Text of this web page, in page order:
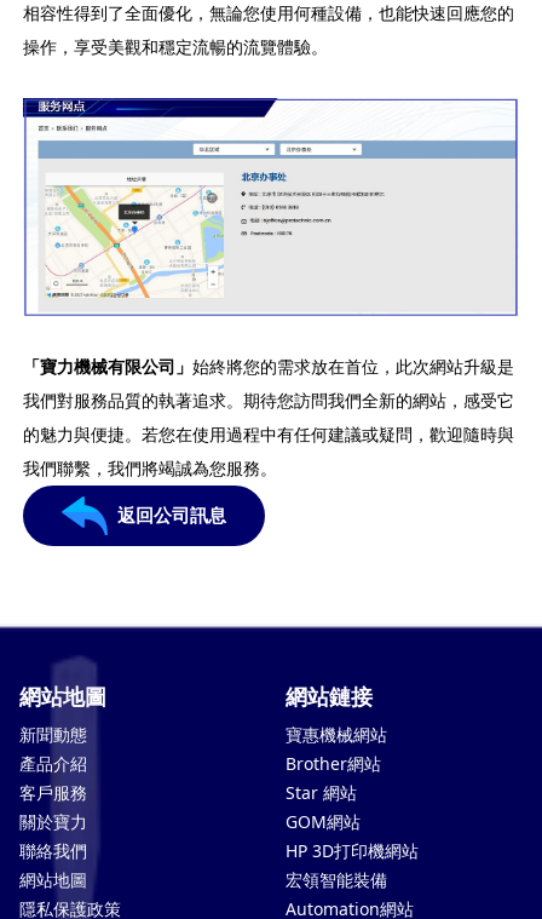
相容性得到了全面優化，無論您使用何種設備，也能快速回應您的
操作，享受美觀和穩定流暢的流覽體驗。
「寶力機械有限公司」始終將您的需求放在首位，此次網站升級是
我們對服務品質的執著追求。期待您訪問我們全新的網站，感受它
的魅力與便捷。若您在使用過程中有任何建議或疑問，歡迎隨時與
我們聯繫，我們將竭誠為您服務。
返回公司訊息
網站地圖
新聞動態
產品介紹
客戶服務
關於寶力
聯絡我們
網站地圖
隱私保護政策
網站鏈接
寶惠機械網站
Brother網站
Star 網站
GOM網站
HP 3D打印機網站
宏領智能裝備
Automation網站